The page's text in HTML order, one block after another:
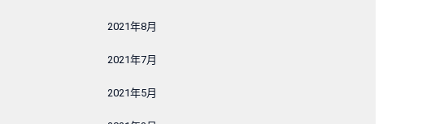
2021年8月
2021年7月
2021年5月